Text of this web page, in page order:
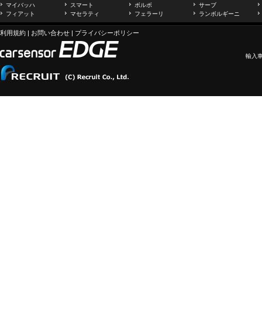
マイバッハ
スマート ボルボ
サーブ
フィアット
マセラティ フェラーリ ランボルギーニ
利用規約 | お問い合わせ | プライバシーポリシー
輸入